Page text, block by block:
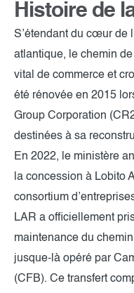
Histoire de
S’étendant du cœur de
atlantique, le chemin
vital de commerce et
été rénovée en 2015
Group Corporation
destinées à sa
En 2022, le ministère
la concession à Lobito
consortium
LAR a officiellement
maintenance du
jusque-là opéré par
(CFB). Ce transfert